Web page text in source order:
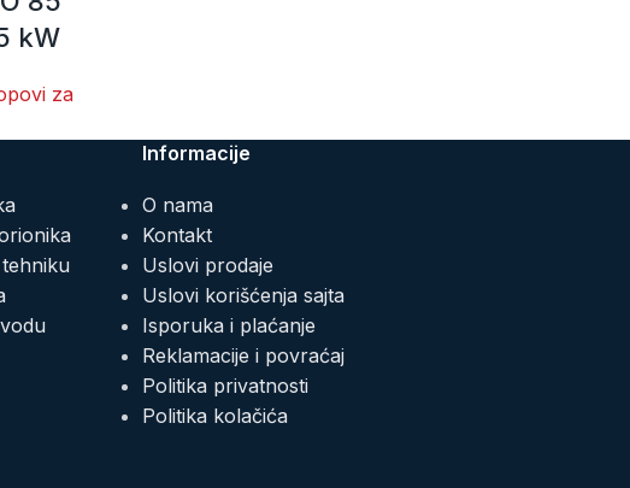
kW
za
Informacije
O nama
Kontakt
Uslovi prodaje
Uslovi korišćenja sajta
Isporuka i plaćanje
Reklamacije i povraćaj
Politika privatnosti
Politika kolačića